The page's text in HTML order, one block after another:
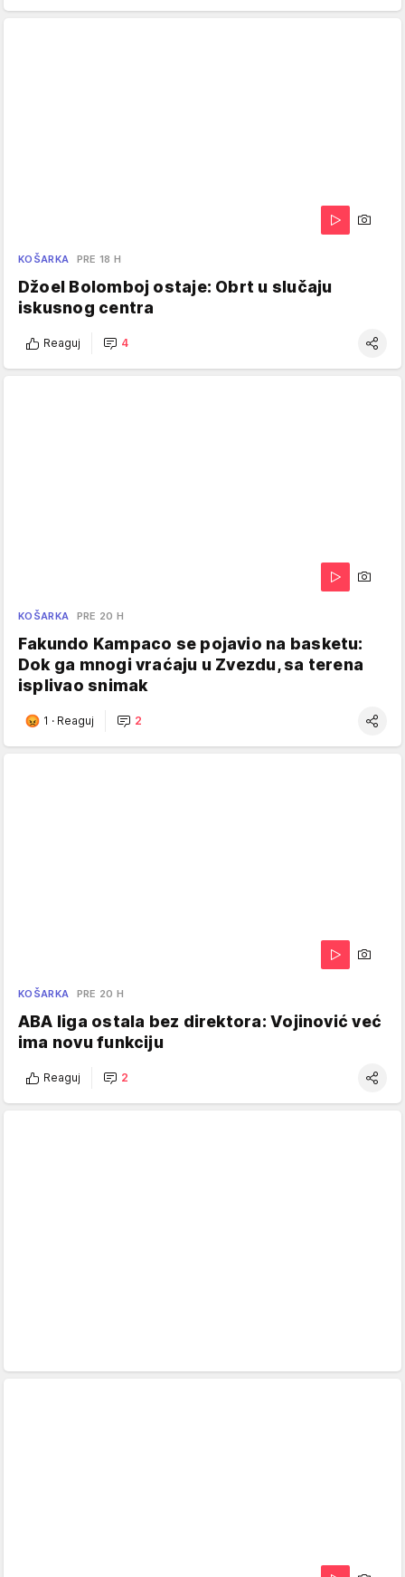
KOŠARKA PRE 18 H
Džoel Bolomboj ostaje: Obrt u slučaju
iskusnog centra
Reaguj 4
KOŠARKA PRE 20 H
Fakundo Kampaco se pojavio na basketu:
Dok ga mnogi vraćaju u Zvezdu, sa terena
isplivao snimak
1 · Reaguj 2
KOŠARKA PRE 20 H
ABA liga ostala bez direktora: Vojinović već
ima novu funkciju
Reaguj 2